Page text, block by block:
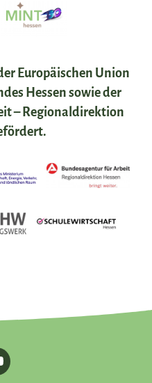
Europäischen Union
Hessen sowie der
– Regionaldirektion